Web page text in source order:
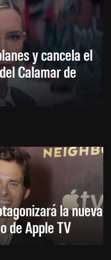
y cancela el
Calamar de
la nueva
de Apple TV